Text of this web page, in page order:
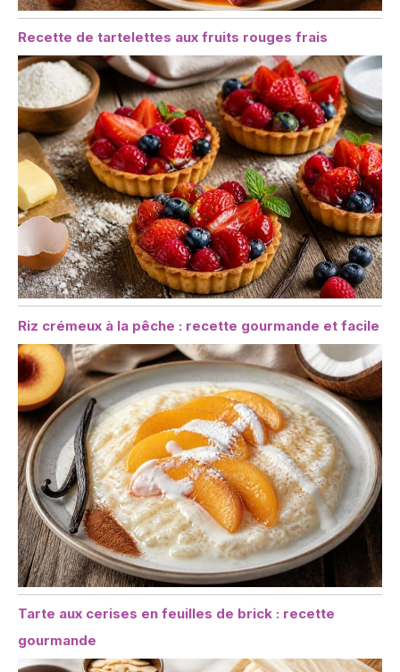
Recette de tartelettes aux fruits rouges frais
Riz crémeux à la pêche : recette gourmande et facile
Tarte aux cerises en feuilles de brick : recette
gourmande